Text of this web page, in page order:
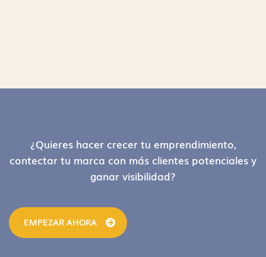
Footer¿Quieres hacer crecer tu emprendimiento,
contectar tu marca con más clientes potenciales y
ganar visibilidad?
EMPEZAR AHORA